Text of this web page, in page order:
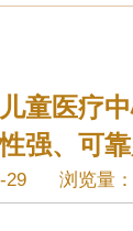
童医疗
强、可
29 浏览量